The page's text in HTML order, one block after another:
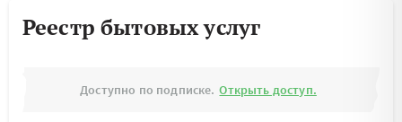
Реестр бытовых услуг
Доступно по подписке. Открыть доступ.